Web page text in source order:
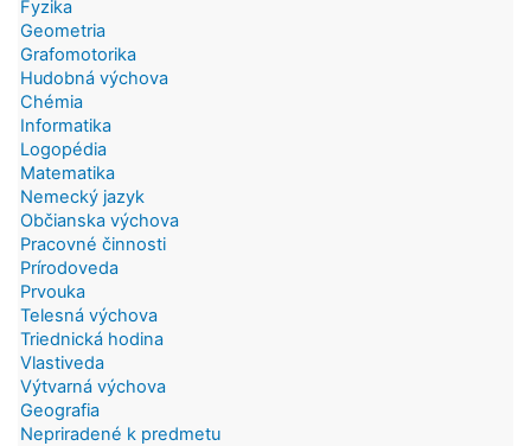
Fyzika
Geometria
Grafomotorika
Hudobná výchova
Chémia
Informatika
Logopédia
Matematika
Nemecký jazyk
Občianska výchova
Pracovné činnosti
Prírodoveda
Prvouka
Telesná výchova
Triednická hodina
Vlastiveda
Výtvarná výchova
Geografia
Nepriradené k predmetu